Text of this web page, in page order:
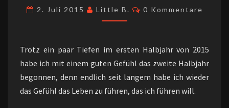
2. Juli 2015 Little B. Kommentare
0 Kommentare
Trotz ein paar Tiefen im ersten Halbjahr von 2015
habe ich mit einem guten Gefühl das zweite Halbjahr
begonnen, denn endlich seit langem habe ich wieder
das Gefühl das Leben zu führen, das ich führen will.